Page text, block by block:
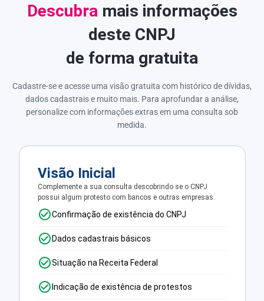
Descubramais informações
deste CNPJ
de forma gratuita
Cadastre-se e acesse uma visão gratuita com histórico de dívidas,
dados cadastrais e muito mais. Para aprofundar a análise,
personalize com informações extras em uma consulta sob
medida.
Visão Inicial
Complemente a sua consulta descobrindo se o CNPJ
possui algum protesto com bancos e outras empresas.
Confirmação de existência do CNPJ
Dados cadastrais básicos
Situação na Receita Federal
Indicação de existência de protestos